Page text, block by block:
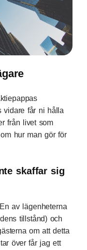
vidare får ni hålla
från livet som
hur man gör för
skaffar sig
av lägenheterna
tillstånd) och
om att detta
över får jag ett